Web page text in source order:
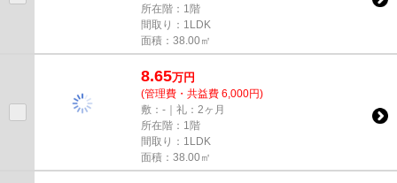
所在階：1階
間取り：1LDK
面積：38.00㎡
8.65万円
(管理費・共益費 6,000円)
敷：-｜礼：2ヶ月
所在階：1階
間取り：1LDK
面積：38.00㎡